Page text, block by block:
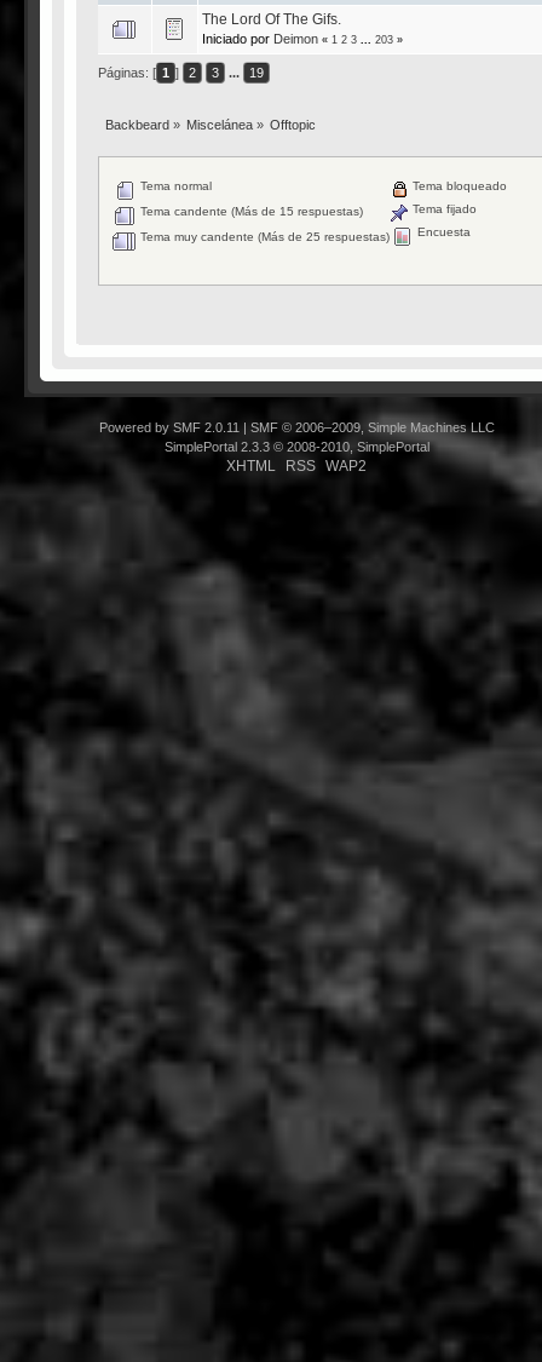
The Lord Of The Gifs.
Iniciado por Deimon « 1 2 3 203»
Páginas: [ 1 ] 2 3 ... 19
Backbeard» Miscelánea » Offtopic
Tema normal
Tema candente (Más de 15 respuestas)
Tema muy candente (Más de 25 respuestas)
Tema bloqueado
Tema fijado
Encuesta
Powered by SMF 2.0.11
SMF © 2006–2009, Simple Machines LLC
SimplePortal 2.3.3 © 2008-2010, SimplePortal
XHTML RSS WAP2